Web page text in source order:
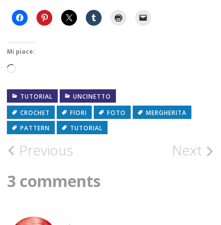
Mi piace:
Caricamento
corso…
TUTORIAL
UNCINETTO
CROCHET
FIORI FOTO
MERGHERITA
PATTERN
TUTORIAL
Post
navigation
Previous Next
3 comments